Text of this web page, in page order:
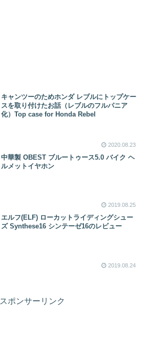
キャンツーのためホンダ レブルにトップケー
スを取り付けたお話（レブルのフルパニア
化）Top case for Honda Rebel
2020.08.23
中華製 OBEST ブルートゥース5.0 バイク ヘ
ルメットイヤホン
2019.08.25
エルフ(ELF) ローカットライディングシュー
ズ Synthese16 シンテーゼ16のレビュー
2019.08.24
スポンサーリンク